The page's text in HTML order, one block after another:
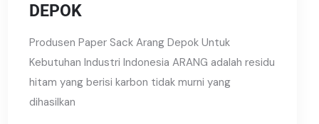
DEPOK
Produsen Paper Sack Arang Depok Untuk
Kebutuhan Industri Indonesia ARANG adalah residu
hitam yang berisi karbon tidak murni yang
dihasilkan